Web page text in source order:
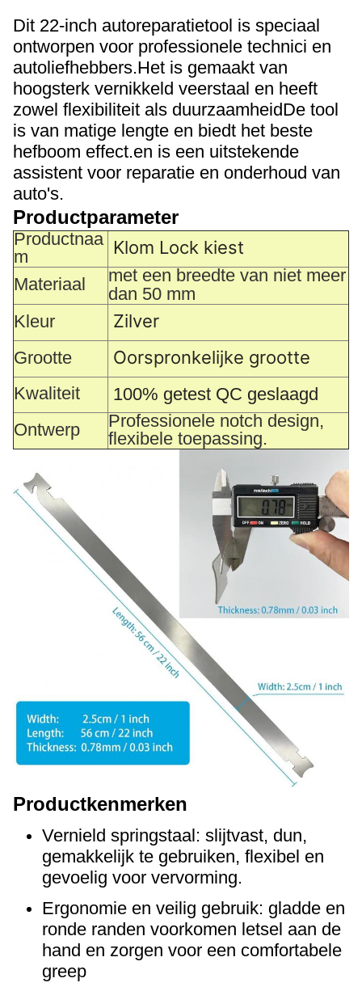
Dit 22-inch autoreparatietool is speciaal
ontworpen voor professionele technici en
autoliefhebbers.Het is gemaakt van
hoogsterk vernikkeld veerstaal en heeft
zowel flexibiliteit als duurzaamheidDe tool
is van matige lengte en biedt het beste
hefboom effect.en is een uitstekende
assistent voor reparatie en onderhoud van
auto's.
Productparameter
Productnaa
m
Klom Lock kiest
Materiaal
met een breedte van niet meer
dan 50 mm
Kleur
Zilver
Grootte Oorspronkelijke grootte
Kwaliteit
100% getest QC geslaagd
Ontwerp
Professionele notch design,
flexibele toepassing.
Productkenmerken
Vernield springstaal: slijtvast, dun,
gemakkelijk te gebruiken, flexibel en
gevoelig voor vervorming.
Ergonomie en veilig gebruik: gladde en
ronde randen voorkomen letsel aan de
hand en zorgen voor een comfortabele
greep